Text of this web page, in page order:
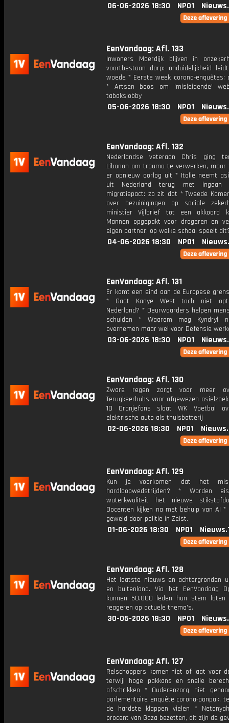
06-06-2026 18:30 NPO1
EenVandaag: Afl. 133
Inwoners Moerdijk blijven in
voortbestaan dorp: onduidelijkheid
woede * Eerste week corona-enquêtes:
* Artsen boos om 'misleidende'
tabakslobby
05-06-2026 18:30 NPO1
EenVandaag: Afl. 132
Nederlandse veteraan Chris ging
Libanon om trauma te verwerken, maar
er opnieuw oorlog uit * Italië neemt
uit Nederland terug met ingaan
migratiepact: zo zit dat * Tweede
over bezuinigingen op sociale
ministier Vijlbrief tot een akkoord
Mannen opgepakt voor drogeren en
eigen partner: op welke schaal speelt
04-06-2026 18:30 NPO1
EenVandaag: Afl. 131
Er komt een eind aan de Europese
* Gaat Kanye West toch niet
Nederland? * Deurwaarders helpen
schulden * Waarom mag Kyndryl
overnemen maar wel voor Defensie
03-06-2026 18:30 NPO1
EenVandaag: Afl. 130
Zware regen zorgt voor meer
Terugkeerhubs voor afgewezen
10 Oranjefans slaat WK Voetbal
elektrische auto als thuisbatterij
02-06-2026 18:30 NPO1
EenVandaag: Afl. 129
Kun je voorkomen dat het
hardloopwedstrijden? * Worden
waterkwaliteit het nieuwe
Docenten kijken na met behulp van AI *
geweld door politie in Zeist.
01-06-2026 18:30 NPO1
EenVandaag: Afl. 128
Het laatste nieuws en achtergronden
en buitenland. Via het EenVandaag
kunnen 50.000 leden hun stem laten
reageren op actuele thema's.
30-05-2026 18:30 NPO1
EenVandaag: Afl. 127
Relschoppers komen niet of laat voor
terwijl hoge pakkans en snelle
afschrikken * Ouderenzorg niet
parlementaire enquête corona-aanpak,
de hardste klappen vielen *
procent van Gaza bezetten, dit zijn de